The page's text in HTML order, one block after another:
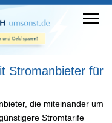
Stromanbieter für
die miteinander um
Stromtarife